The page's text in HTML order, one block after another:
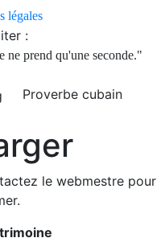
légales
:
ne prend qu'une seconde."
Proverbe cubain
le webmestre pour